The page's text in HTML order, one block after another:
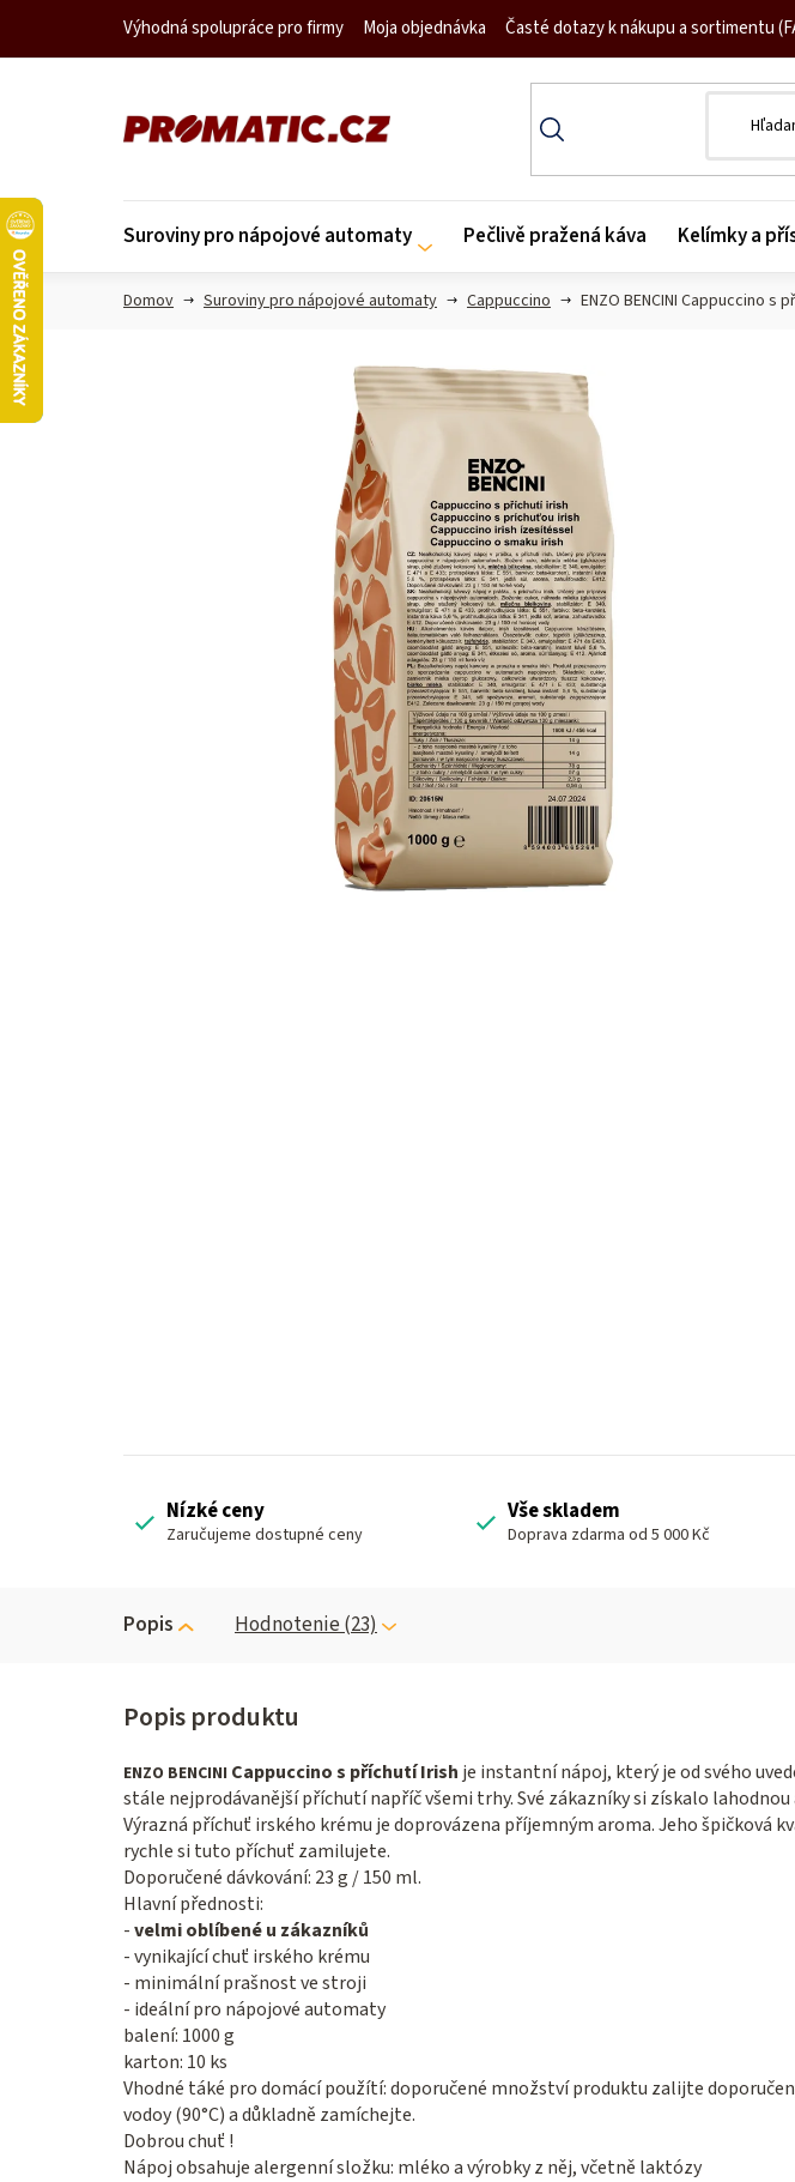
obsah
Výhodná spolupráce pro firmy Moja objednávka Časté dotazy k nákupu a sortimentu
Suroviny pro nápojové automaty Pečlivě pražená káva Kelímky a
Domov Suroviny pro nápojové automaty Cappuccino ENZO BENCINI Cappuccino s
Nízké ceny
Zaručujeme dostupné ceny
Vše skladem
Doprava zdarma od 5 000 Kč
Popis Hodnotenie (23)
ENZO BENCINI Cappuccino s příchutí Irish je instantní nápoj, který je od svého
stále nejprodávanější příchutí napříč všemi trhy. Své zákazníky si získalo lahodnou
Výrazná příchuť irského krému je doprovázena příjemným aroma. Jeho špičková
rychle si tuto příchuť zamilujete.
Doporučené dávkování: 23 g / 150 ml.
Hlavní přednosti:
-velmi oblíbené u zákazníků
- vynikající chuť irského krému
- minimální prašnost ve stroji
- ideální pro nápojové automaty
balení: 1000 g
karton: 10 ks
Vhodné táké pro domácí použítí: doporučené množství produktu zalijte
vodoy (90°C) a důkladně zamíchejte.
Dobrou chuť !
Nápoj obsahuje alergenní složku: mléko a výrobky z něj, včetně laktózy